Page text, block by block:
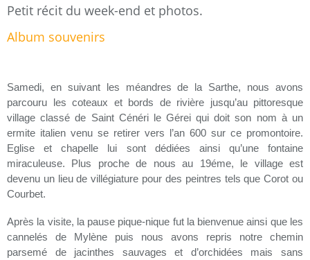
Petit récit du week-end et photos.
Album souvenirs
Samedi, en suivant les méandres de la Sarthe, nous avons
parcouru les coteaux et bords de rivière jusqu’au pittoresque
village classé de Saint Cénéri le Gérei qui doit son nom à un
ermite italien venu se retirer vers l’an 600 sur ce promontoire.
Eglise et chapelle lui sont dédiées ainsi qu’une fontaine
miraculeuse. Plus proche de nous au 19éme, le village est
devenu un lieu de villégiature pour des peintres tels que Corot ou
Courbet.
Après la visite, la pause pique-nique fut la bienvenue ainsi que les
cannelés de Mylène puis nous avons repris notre chemin
parsemé de jacinthes sauvages et d’orchidées mais sans